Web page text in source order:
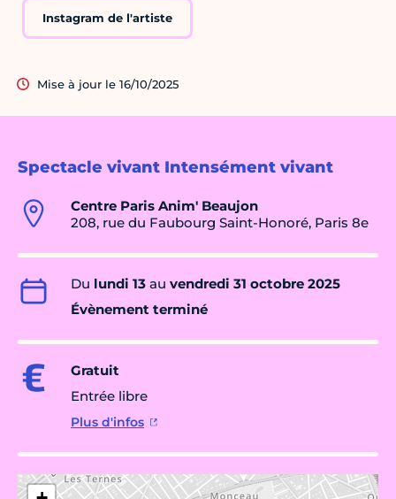
Spectacle vivant Intensément vivant
Centre Paris Anim' Beaujon
208, rue du Faubourg Saint-Honoré, Paris 8e
Du lundi 13 au vendredi 31 octobre 2025
Évènement terminé
Gratuit
Entrée libre
Plus d'infos
Instagram de l'artiste
Mise à jour le 16/10/2025